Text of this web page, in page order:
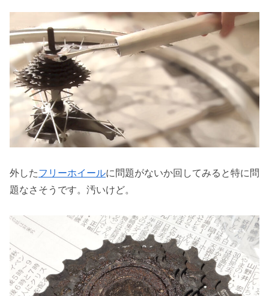
外したフリーホイールに問題がないか回してみると特に問
題なさそうです。汚いけど。